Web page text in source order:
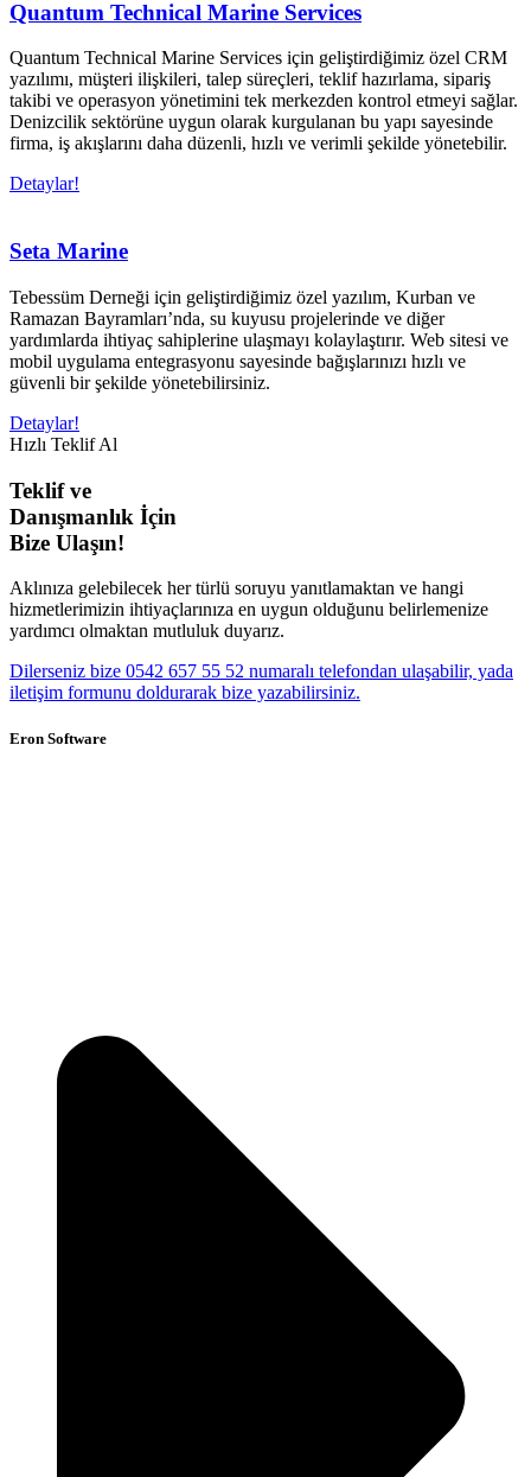
Quantum Technical Marine Services
Quantum Technical Marine Services için geliştirdiğimiz özel CRM
yazılımı, müşteri ilişkileri, talep süreçleri, teklif hazırlama, sipariş
takibi ve operasyon yönetimini tek merkezden kontrol etmeyi sağlar.
Denizcilik sektörüne uygun olarak kurgulanan bu yapı sayesinde
firma, iş akışlarını daha düzenli, hızlı ve verimli şekilde yönetebilir.
Detaylar!
Seta Marine
Tebessüm Derneği için geliştirdiğimiz özel yazılım, Kurban ve
Ramazan Bayramları’nda, su kuyusu projelerinde ve diğer
yardımlarda ihtiyaç sahiplerine ulaşmayı kolaylaştırır. Web sitesi ve
mobil uygulama entegrasyonu sayesinde bağışlarınızı hızlı ve
güvenli bir şekilde yönetebilirsiniz.
Detaylar!
Hızlı Teklif Al
Teklif ve
Danışmanlık İçin
Bize Ulaşın!
Aklınıza gelebilecek her türlü soruyu yanıtlamaktan ve hangi
hizmetlerimizin ihtiyaçlarınıza en uygun olduğunu belirlemenize
yardımcı olmaktan mutluluk duyarız.
Dilerseniz bize 0542 657 55 52 numaralı telefondan ulaşabilir, yada
iletişim formunu doldurarak bize yazabilirsiniz.
Eron Software